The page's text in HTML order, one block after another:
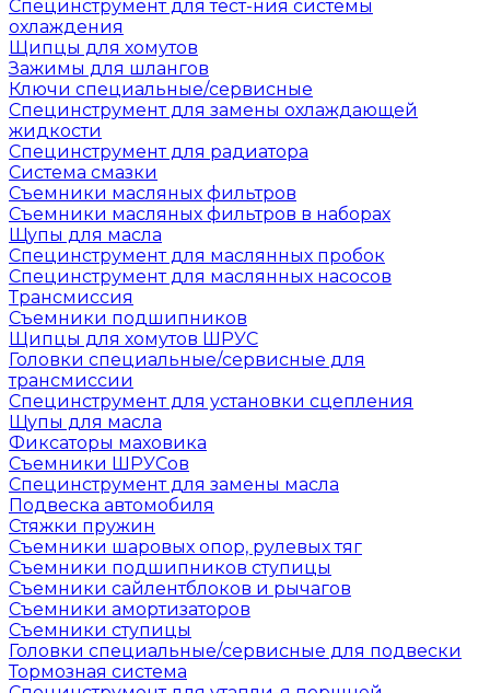
Специнструмент для тест-ния системы
охлаждения
Щипцы для хомутов
Зажимы для шлангов
Ключи специальные/сервисные
Специнструмент для замены охлаждающей
жидкости
Специнструмент для радиатора
Система смазки
Съемники масляных фильтров
Съемники масляных фильтров в наборах
Щупы для масла
Специнструмент для маслянных пробок
Специнструмент для маслянных насосов
Трансмиссия
Съемники подшипников
Щипцы для хомутов ШРУС
Головки специальные/сервисные для
трансмиссии
Специнструмент для установки сцепления
Щупы для масла
Фиксаторы маховика
Съемники ШРУСов
Специнструмент для замены масла
Подвеска автомобиля
Стяжки пружин
Съемники шаровых опор, рулевых тяг
Съемники подшипников ступицы
Съемники сайлентблоков и рычагов
Съемники амортизаторов
Съемники ступицы
Головки специальные/сервисные для подвески
Тормозная система